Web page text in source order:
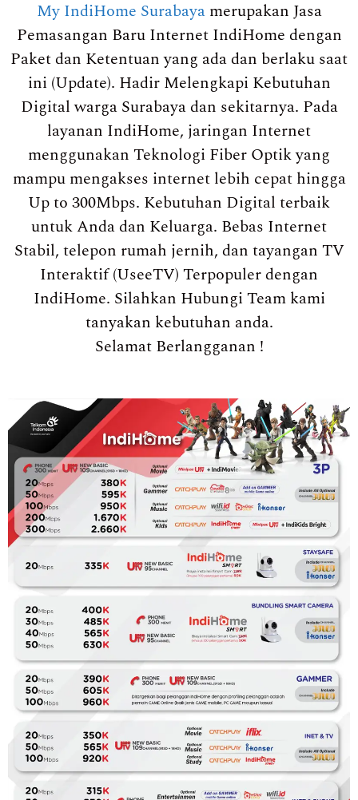
My IndiHome Surabayamerupakan Jasa
Pemasangan Baru Internet IndiHome dengan
Paket dan Ketentuan yang ada dan berlaku saat
ini (Update). Hadir Melengkapi Kebutuhan
Digital warga Surabaya dan sekitarnya. Pada
layanan IndiHome, jaringan Internet
menggunakan Teknologi Fiber Optik yang
mampu mengakses internet lebih cepat hingga
Up to 300Mbps. Kebutuhan Digital terbaik
untuk Anda dan Keluarga. Bebas Internet
Stabil, telepon rumah jernih, dan tayangan TV
Interaktif (UseeTV) Terpopuler dengan
IndiHome. Silahkan Hubungi Team kami
tanyakan kebutuhan anda.
Selamat Berlangganan !